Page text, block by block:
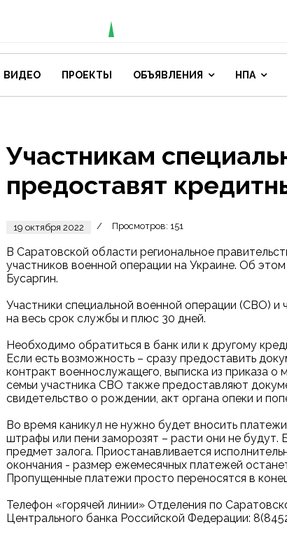
ВИДЕО ПРОЕКТЫ ОБЪЯВЛЕНИЯ НПА
Участникам
предоставят
19 октября 2022 Просмотров: 151
В Саратовской области региональное
участников военной операции на Украине. Об
Бусаргин.
Участники специальной военной операции (СВО)
на весь срок службы и плюс 30 дней.
Необходимо обратиться в банк или к другому
Если есть возможность – сразу предоставить
контракт военнослужащего, выписка из приказа о
семьи участника СВО также предоставляют
свидетельство о рождении, акт органа опеки и
Во время каникул не нужно будет вносить
штрафы или пени заморозят – расти они не
предмет залога. Приостанавливается
окончания - размер ежемесячных платежей
Пропущенные платежи просто переносятся в
Телефон «горячей линии» Отделения по
Центрального банка Российской Федерации: